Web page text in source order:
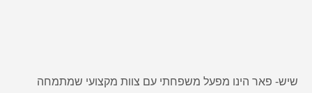
שיש- פאר הינו מפעל משפחתי עם צוות מקצועי שמתמחה